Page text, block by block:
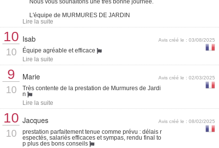
L'équipe de MURMURES DE JARDIN
Lire la suite
10
10
Isab Avis créé le : 03/08/2025
Équipe agréable et efficace
Lire la suite
9
10
Marie Avis créé le : 02/03/2025
Très contente de la prestation de Murmures de Jardi
n
Lire la suite
10
10
Jacques Avis créé le : 08/02/2025
prestation parfaitement tenue comme prévu : délais r
espectés, salariés efficaces et sympas, rendu final to
p plus des bons conseils